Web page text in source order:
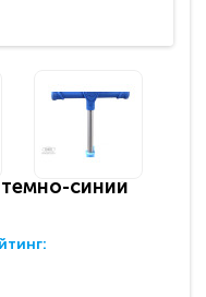
синий